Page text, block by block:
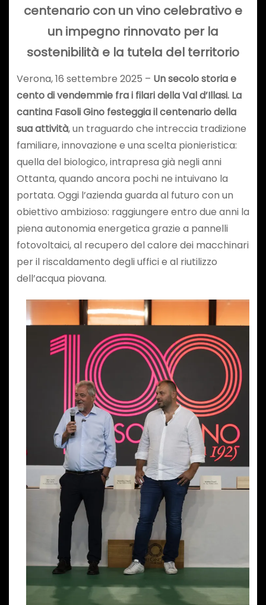
centenario con un vino celebrativo e
un impegno rinnovato per la
sostenibilità e la tutela del territorio
Verona, 16 settembre 2025 – Un secolo storia e
cento di vendemmie fra i filari della Val d’Illasi. La
cantina Fasoli Gino festeggia il centenario della
sua attività, un traguardo che intreccia tradizione
familiare, innovazione e una scelta pionieristica:
quella del biologico, intrapresa già negli anni
Ottanta, quando ancora pochi ne intuivano la
portata. Oggi l’azienda guarda al futuro con un
obiettivo ambizioso: raggiungere entro due anni la
piena autonomia energetica grazie a pannelli
fotovoltaici, al recupero del calore dei macchinari
per il riscaldamento degli uffici e al riutilizzo
dell’acqua piovana.